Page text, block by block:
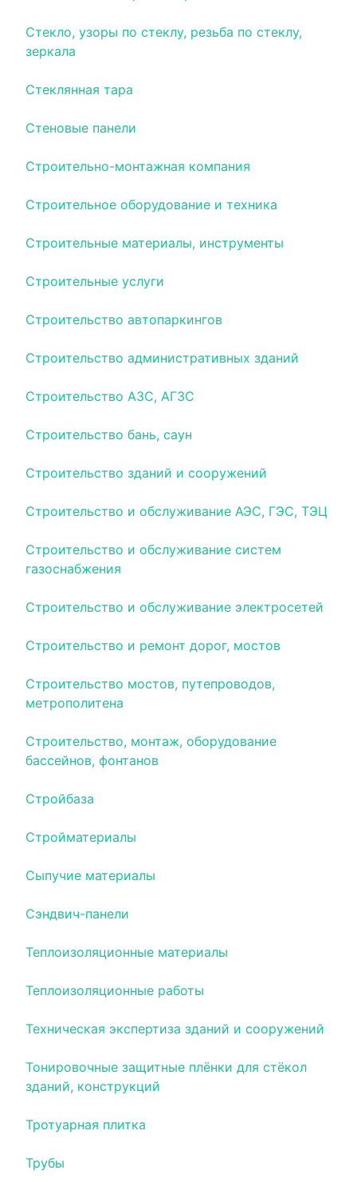
Стекло, узоры по стеклу, резьба по стеклу,
зеркала
Стеклянная тара
Стеновые панели
Строительно-монтажная компания
Строительное оборудование и техника
Строительные материалы, инструменты
Строительные услуги
Строительство автопаркингов
Строительство административных зданий
Строительство АЗС, АГЗС
Строительство бань, саун
Строительство зданий и сооружений
Строительство и обслуживание АЭС, ГЭС, ТЭЦ
Строительство и обслуживание систем
газоснабжения
Строительство и обслуживание электросетей
Строительство и ремонт дорог, мостов
Строительство мостов, путепроводов,
метрополитена
Строительство, монтаж, оборудование
бассейнов, фонтанов
Стройбаза
Стройматериалы
Сыпучие материалы
Сэндвич-панели
Теплоизоляционные материалы
Теплоизоляционные работы
Техническая экспертиза зданий и сооружений
Тонировочные защитные плёнки для стёкол
зданий, конструкций
Тротуарная плитка
Трубы